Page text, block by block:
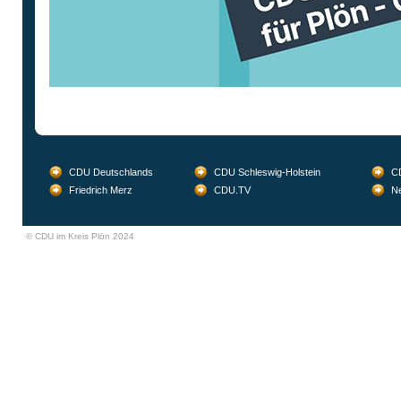
CDU Deutschlands CDU Schleswig-Holstein
Friedrich Merz
CDU.TV
© CDU im Kreis Plön 2024